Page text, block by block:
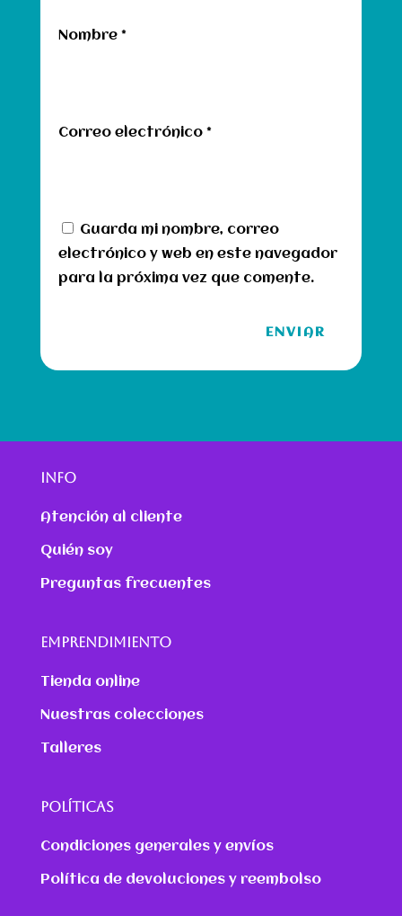
Nombre *
Correo electrónico *
Guarda mi nombre, correo
electrónico y web en este navegador
para la próxima vez que comente.
ENVIAR
INFO
Atención al cliente
Quién soy
Preguntas frecuentes
EMPRENDIMIENTO
Tienda online
Nuestras colecciones
Talleres
POLÍTICAS
Condiciones generales y envíos
Política de devoluciones y reembolso